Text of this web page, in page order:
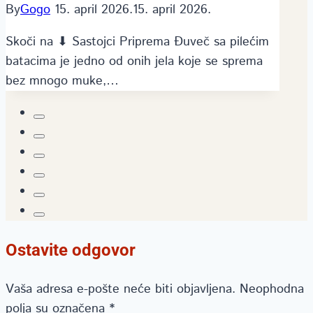
ByGogo 15. april 2026.15. april 2026.
Skoči na ⬇ Sastojci Priprema Đuveč sa pilećim
batacima je jedno od onih jela koje se sprema
bez mnogo muke,…
Ostavite odgovor
Vaša adresa e-pošte neće biti objavljena. Neophodna
polja su označena *